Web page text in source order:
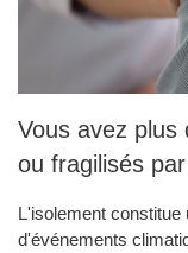
Vous avez plus
ou fragilisés
L'isolement constitue
d'événements